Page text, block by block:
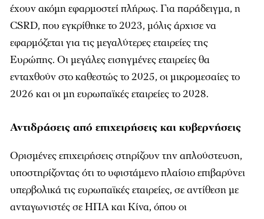
έχουν ακόμη εφαρμοστεί πλήρως. Για παράδειγμα, η
CSRD, που εγκρίθηκε το 2023, μόλις άρχισε να
εφαρμόζεται για τις μεγαλύτερες εταιρείες της
Ευρώπης. Οι μεγάλες εισηγμένες εταιρείες θα
ενταχθούν στο καθεστώς το 2025, οι μικρομεσαίες το
2026 και οι μη ευρωπαϊκές εταιρείες το 2028.
Αντιδράσεις από επιχειρήσεις και κυβερνήσεις
Ορισμένες επιχειρήσεις στηρίζουν την απλούστευση,
υποστηρίζοντας ότι το υφιστάμενο πλαίσιο επιβαρύνει
υπερβολικά τις ευρωπαϊκές εταιρείες, σε αντίθεση με
ανταγωνιστές σε ΗΠΑ και Κίνα, όπου οι